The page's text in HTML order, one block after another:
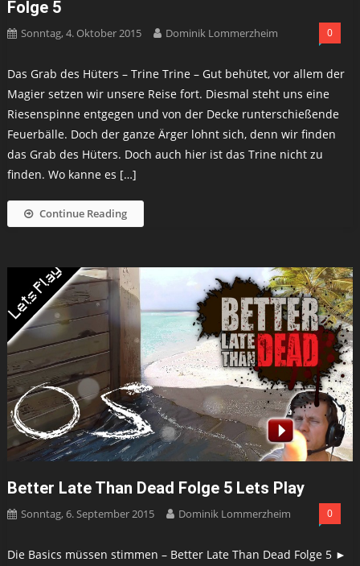
Folge 5
Sonntag, 4. Oktober 2015 Dominik Lommerzheim 0
Das Grab des Hüters – Trine Trine – Gut behütet, vor allem der
Magier setzen wir unsere Reise fort. Diesmal steht uns eine
Riesenspinne entgegen und von der Decke runterschießende
Feuerbälle. Doch der ganze Ärger lohnt sich, denn wir finden
das Grab des Hüters. Doch auch hier ist das Trine nicht zu
finden. Wo kanne es […]
Continue Reading
Better Late Than Dead Folge 5 Lets Play
Sonntag, 6. September 2015 Dominik Lommerzheim 0
Die Basics müssen stimmen – Better Late Than Dead Folge 5 ►